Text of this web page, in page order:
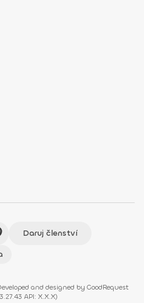
Daruj členství
and designed by GoodRequest
API: X.X.X)